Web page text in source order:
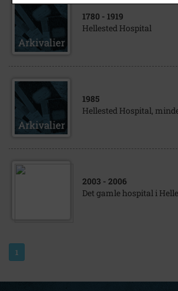
1780 - 1919
Hellested Hospital
1985
Hellested Hospital,
2003 - 2006
Det gamle hospital i
1